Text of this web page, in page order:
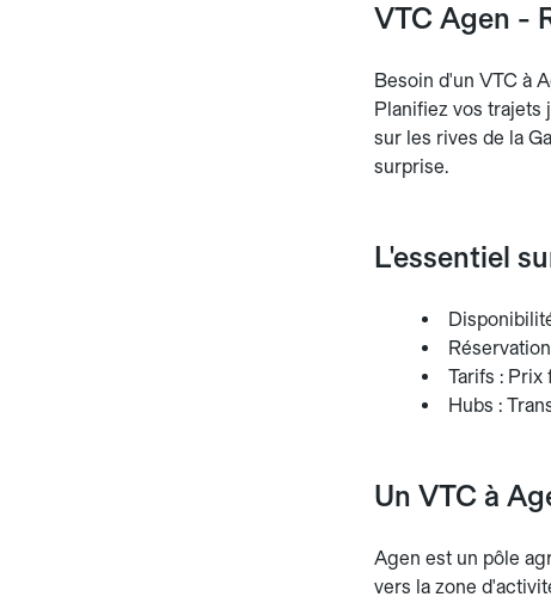
VTC Agen -
Besoin d'un VTC à
Planifiez vos trajets
sur les rives de la
surprise.
L'essentiel
Tarifs : Prix
Hubs :
Un VTC à
Agen est un pôle
vers la zone